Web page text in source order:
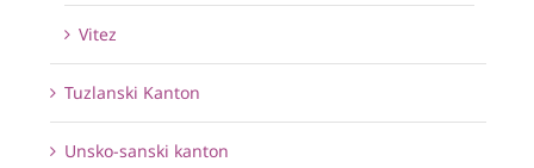
Vitez
Tuzlanski Kanton
Unsko-sanski kanton